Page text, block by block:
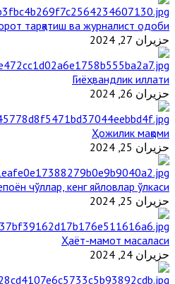
тарқатиш ва журналист одоби
حزيران 27, 2024
Гиёҳвандлик иллати
حزيران 26, 2024
Ҳожилик мақоми
حزيران 25, 2024
чўллар, кенг яйловлар ўлкаси
حزيران 25, 2024
Ҳаёт-мамот масаласи
حزيران 24, 2024